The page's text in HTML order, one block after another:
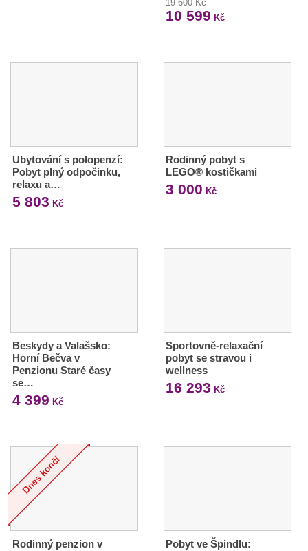
19 600 Kč
10 599 Kč
Ubytování s polopenzí:
Pobyt plný odpočinku,
relaxu a…
5 803 Kč
Rodinný pobyt s
LEGO® kostičkami
3 000 Kč
Beskydy a Valašsko:
Horní Bečva v
Penzionu Staré časy
se…
4 399 Kč
Sportovně-relaxační
pobyt se stravou i
wellness
16 293 Kč
Rodinný penzion v
Pobyt ve Špindlu: